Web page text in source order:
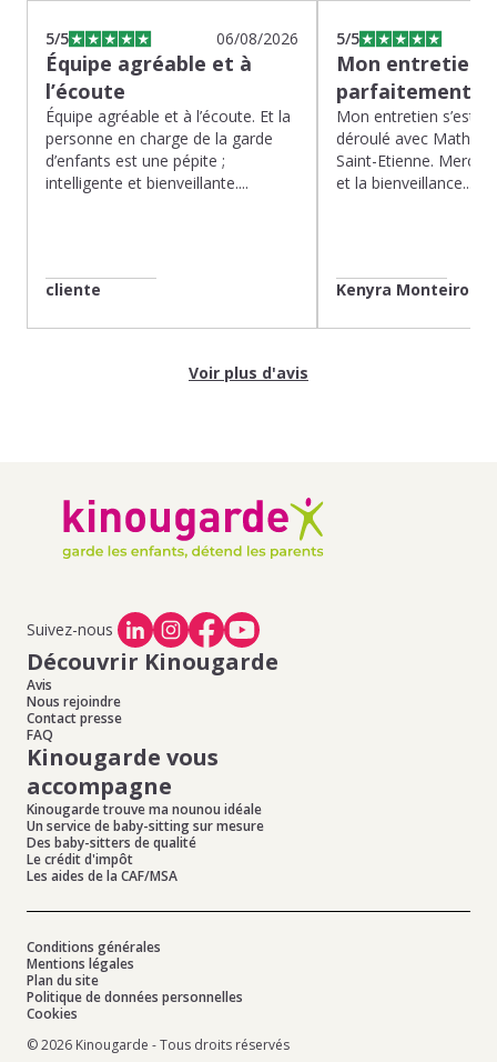
5/5 06/08/2026
Équipe agréable et à
l’écoute
Équipe agréable et à l’écoute. Et la
personne en charge de la garde
d’enfants est une pépite ;
intelligente et bienveillante....
cliente
5/5
Mon entretien
parfaitement…
Mon entretien s’est
déroulé avec Mathias
Saint-Etienne. Merci
et la bienveillance...
Kenyra Monteiro
Voir plus d'avis
Suivez-nous
Découvrir Kinougarde
Avis
Nous rejoindre
Contact presse
FAQ
Kinougarde vous
accompagne
Kinougarde trouve ma nounou idéale
Un service de baby-sitting sur mesure
Des baby-sitters de qualité
Le crédit d'impôt
Les aides de la CAF/MSA
Conditions générales
Mentions légales
Plan du site
Politique de données personnelles
Cookies
© 2026 Kinougarde - Tous droits réservés